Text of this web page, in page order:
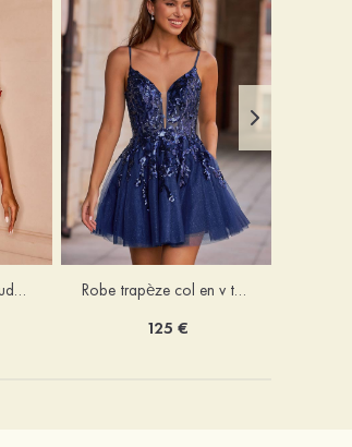
Fourreau épaule dénudée soie comme du satin courte/mini robe de fête de la rentrée Robe trapèze col en v tulle courte/mini robe de fête de la rentrée avec poches paillettes
125 €